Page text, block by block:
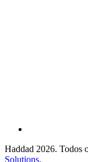
Haddad 2026. Todos
Solutions.